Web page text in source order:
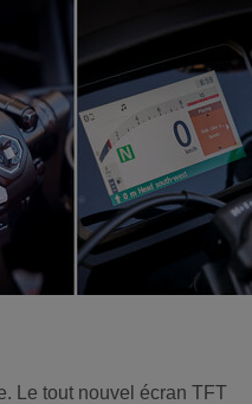
Le tout nouvel écran TFT